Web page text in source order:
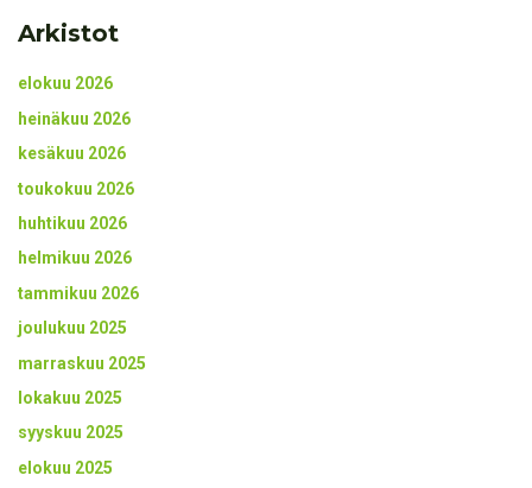
Arkistot
elokuu 2026
heinäkuu 2026
kesäkuu 2026
toukokuu 2026
huhtikuu 2026
helmikuu 2026
tammikuu 2026
joulukuu 2025
marraskuu 2025
lokakuu 2025
syyskuu 2025
elokuu 2025